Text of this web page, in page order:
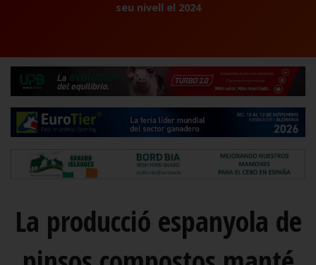
seu nivell el 2024
La producció espanyola de